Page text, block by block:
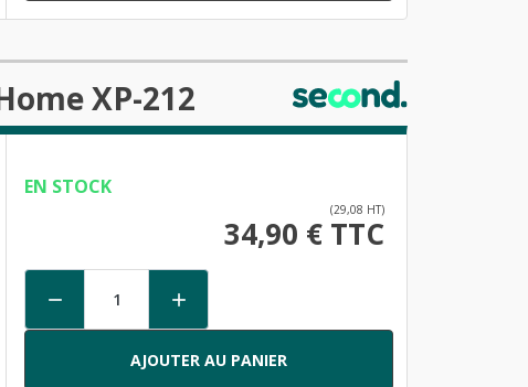
XP-212
EN STOCK
(29,08 HT)
34,90 € TTC
 
AJOUTER AU PANIER